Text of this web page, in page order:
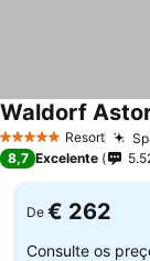
5 Estrelas Resort
Waldorf
8,7 Excelente
De € 262
Consulte os